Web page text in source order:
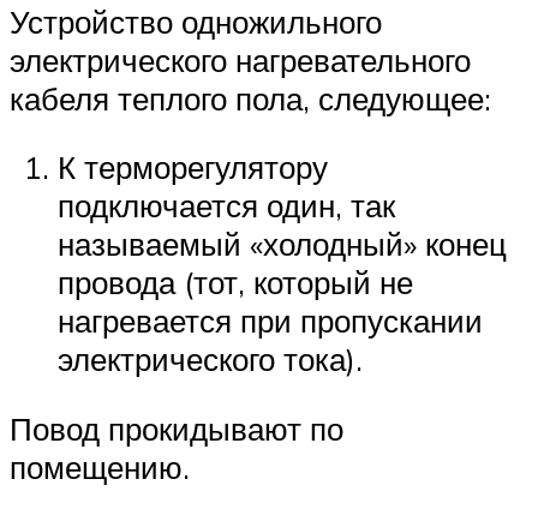
Устройство одножильного
электрического нагревательного
кабеля теплого пола, следующее:
К терморегулятору
подключается один, так
называемый «холодный» конец
провода (тот, который не
нагревается при пропускании
электрического тока).
Повод прокидывают по
помещению.